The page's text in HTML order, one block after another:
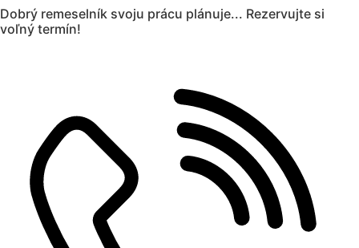
Preskočiť
na
Dobrý remeselník svoju prácu plánuje... Rezervujte si
voľný termín!